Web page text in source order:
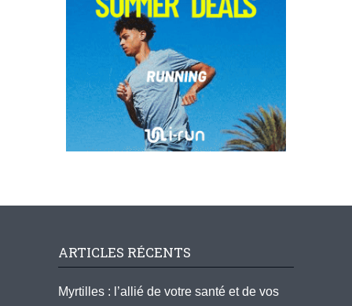
ARTICLES RÉCENTS
Myrtilles : l’allié de votre santé et de vos